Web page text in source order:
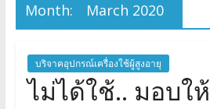
Month: March 2020
บริจาคอุปกรณ์เครื่องใช้ผู้สูงอายุ
ไม่ได้ใช้.. มอบให้